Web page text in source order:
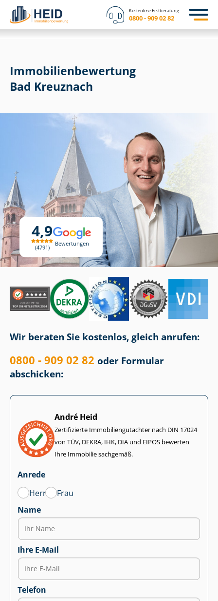
Kostenlose Erstberatung
0800 - 909 02 82
4,9
4791
Bewertungen
Immobilien­bewertung
Bad Kreuznach
Wir beraten Sie kostenlos, gleich anrufen:
0800 - 909 02 82 oder Formular
abschicken:
André Heid
Zertifizierte Im­mo­bi­li­en­gut­ach­ter nach DIN 17024
von TÜV, DEKRA, IHK, DIA und EIPOS bewerten
Ihre Immobilie sachgemäß.
Anrede
Herr
Frau
Name
Ihre E-Mail
Telefon